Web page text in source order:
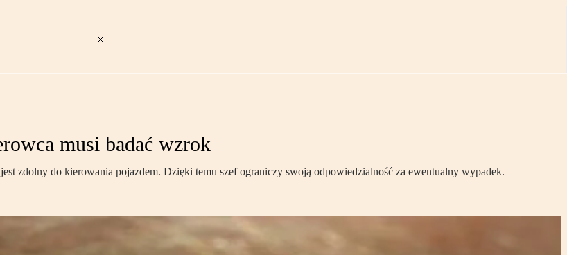
musi badać wzrok
zdolny do kierowania pojazdem. Dzięki temu szef ograniczy swoją odpowiedzialność za ewentualny wypadek.